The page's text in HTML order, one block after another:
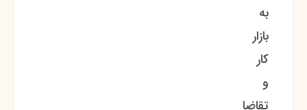
به
بازار
کار
و
تقاضا